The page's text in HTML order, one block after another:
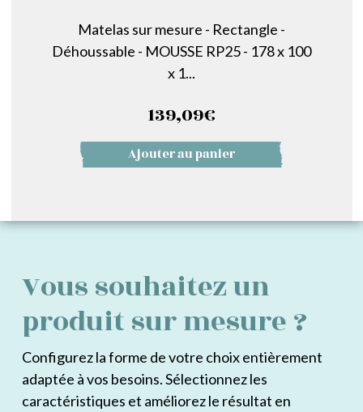
Matelas sur mesure - Rectangle -
Déhoussable - MOUSSE RP25 - 178 x 100
x 1...
139,09€
Ajouter au panier
Vous souhaitez un
produit sur mesure ?
Configurez la forme de votre choix entièrement
adaptée à vos besoins. Sélectionnez les
caractéristiques et améliorez le résultat en